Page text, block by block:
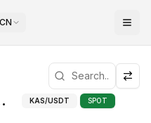
CN
RSI 指标为 37.59
力位 Kaspa（KAS
KAS/USDT SPOT